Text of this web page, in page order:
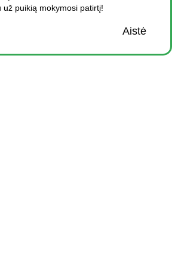
už puikią mokymosi patirtį!
Aistė